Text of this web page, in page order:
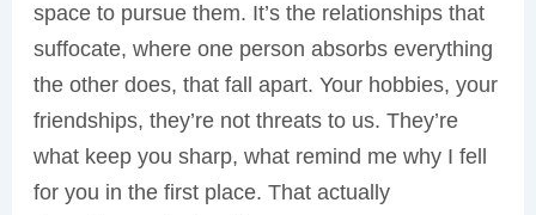
space to pursue them. It’s the relationships that
suffocate, where one person absorbs everything
the other does, that fall apart. Your hobbies, your
friendships, they’re not threats to us. They’re
what keep you sharp, what remind me why I fell
for you in the first place. That actually